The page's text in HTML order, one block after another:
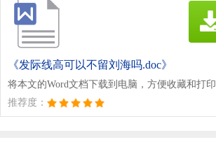
《发际线高可以不留刘海吗.doc》
将本文的Word文档下载到电脑，方便收藏和打印
推荐度：